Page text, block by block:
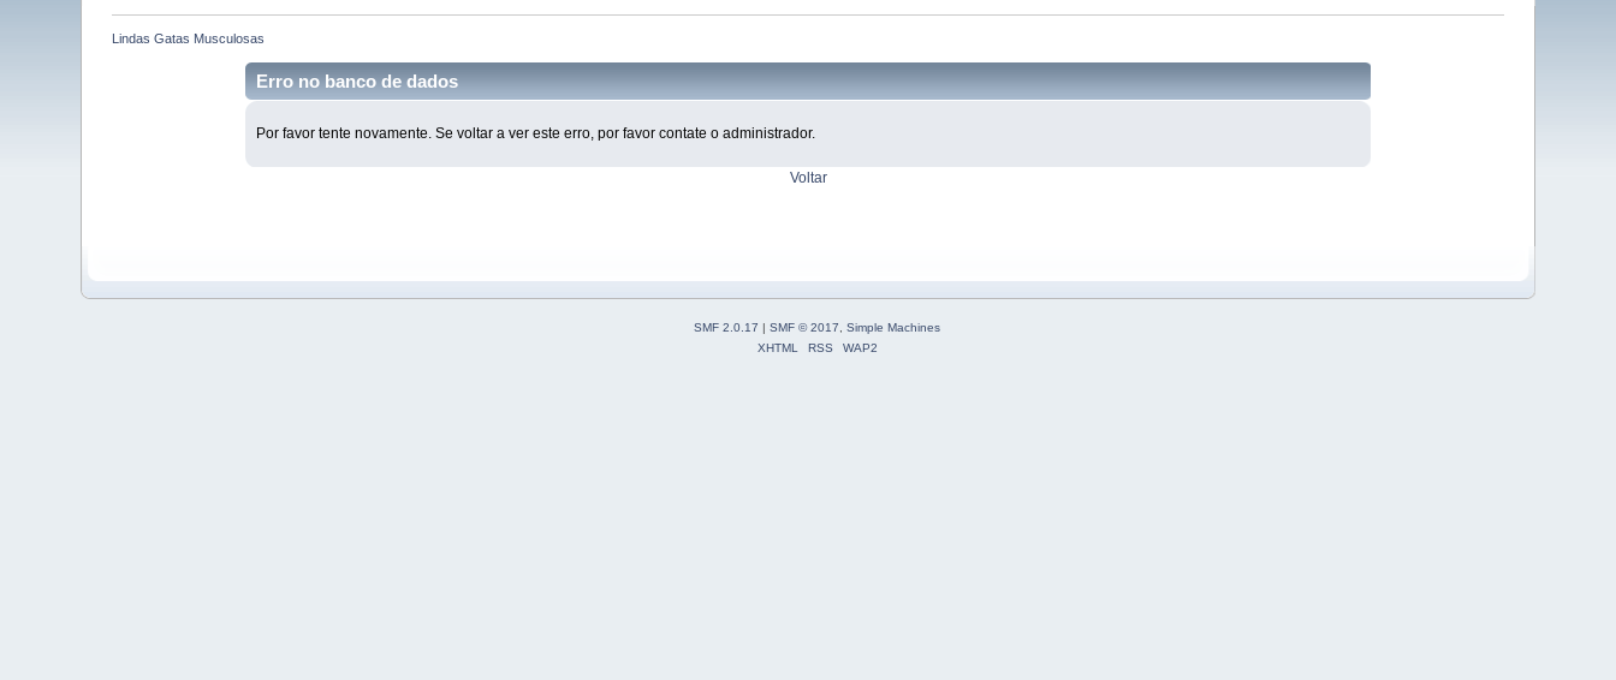
Lindas Gatas Musculosas
Erro no banco de dados
Por favor tente novamente. Se voltar a ver este erro, por favor contate o administrador.
Voltar
SMF 2.0.17 | SMF © 2017, Simple Machines
XHTML
RSS WAP2